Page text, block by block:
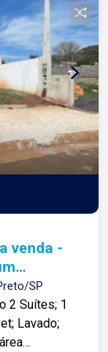
A Lago é
venda -
SP
2 Suítes; 1
Lavado;